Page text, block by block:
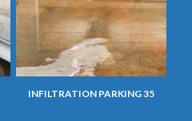
INFILTRATION PARKING 35